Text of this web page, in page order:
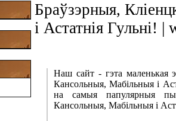
Браўзэрныя,
і Астатнія Гульні!
Наш сайт - гэта маленькая
Кансольныя, Мабільныя і
на самыя папулярныя
Кансольныя, Мабільныя і